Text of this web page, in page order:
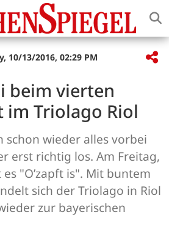
10/13/2016, 02:29 PM
beim vierten
Triolago Riol
schon wieder alles vorbei
erst richtig los. Am Freitag,
"O’zapft is". Mit buntem
sich der Triolago in Riol
zur bayerischen